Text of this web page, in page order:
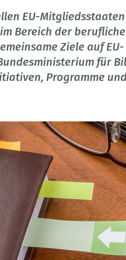
EU-
Bereich der
Ziele auf EU-
für
Programme